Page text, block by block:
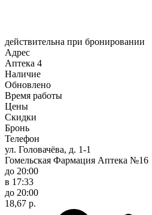
действительна при бронировании
Адрес
Аптека 4
Наличие
Обновлено
Время работы
Цены
Скидки
Бронь
Телефон
ул. Головачёва, д. 1-1
Гомельская Фармация Аптека №16
до 20:00
в 17:33
до 20:00
18,67 р.